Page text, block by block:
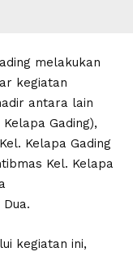
melakukan
kegiatan
antara lain
Gading),
Kelapa Gading
Kel. Kelapa
kegiatan ini,